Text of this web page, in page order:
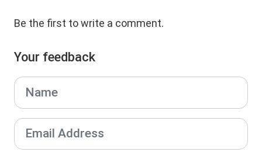
Be the first to write a comment.
Your feedback